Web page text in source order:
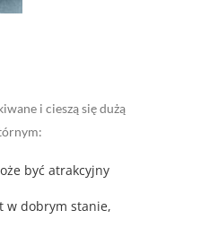
i cieszą się dużą
być atrakcyjny
w dobrym stanie,